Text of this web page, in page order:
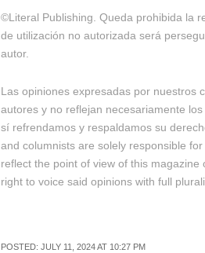
©Literal Publishing. Queda prohibida la
de utilización no autorizada será
autor.
Las opiniones expresadas por nuestros
autores y no reflejan necesariamente
sí refrendamos y respaldamos su
and columnists are solely responsible
reflect the point of view of this
right to voice said opinions with full
POSTED: JULY 11, 2024 AT 10:27 PM